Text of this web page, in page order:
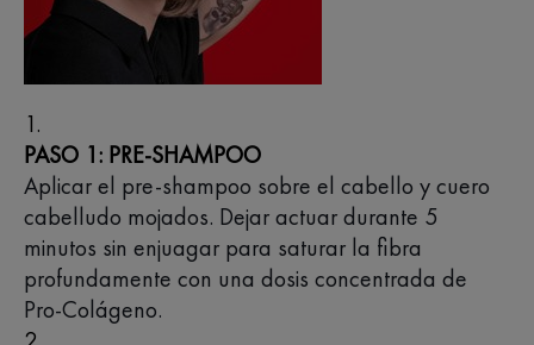
PASO 1: PRE-SHAMPOO
Aplicar el pre-shampoo sobre el cabello y cuero
cabelludo mojados. Dejar actuar durante 5
minutos sin enjuagar para saturar la fibra
profundamente con una dosis concentrada de
Pro-Colágeno.